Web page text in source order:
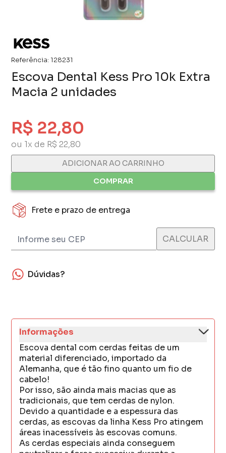
Referência: 128231
Escova Dental Kess Pro 10k Extra
Macia 2 unidades
R$ 22,80
ou 1x de R$ 22,80
ADICIONAR AO CARRINHO
COMPRAR
Frete e prazo de entrega
Dúvidas?
Informações
Escova dental com cerdas feitas de um
material diferenciado, importado da
Alemanha, que é tão fino quanto um fio de
cabelo!
Por isso, são ainda mais macias que as
tradicionais, que tem cerdas de nylon.
Devido a quantidade e a espessura das
cerdas, as escovas da linha Kess Pro atingem
áreas inacessíveis às escovas comuns.
As cerdas especiais ainda conseguem